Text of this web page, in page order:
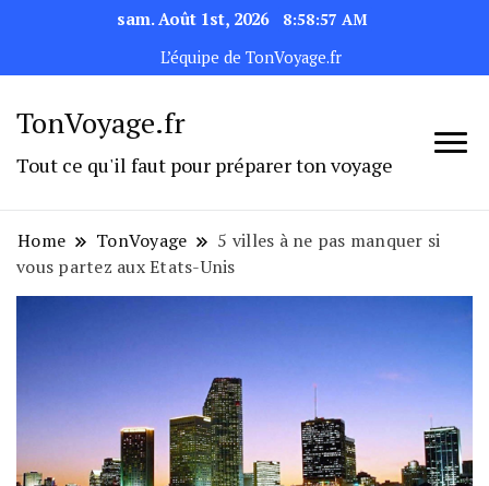
sam. Août 1st, 2026
8:58:58 AM
L’équipe de TonVoyage.fr
TonVoyage.fr
Tout ce qu'il faut pour préparer ton voyage
Home TonVoyage
5 villes à ne pas manquer si
vous partez aux Etats-Unis